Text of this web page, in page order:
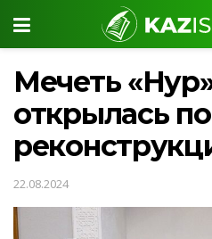
Мечеть
открылась
22.08.2024